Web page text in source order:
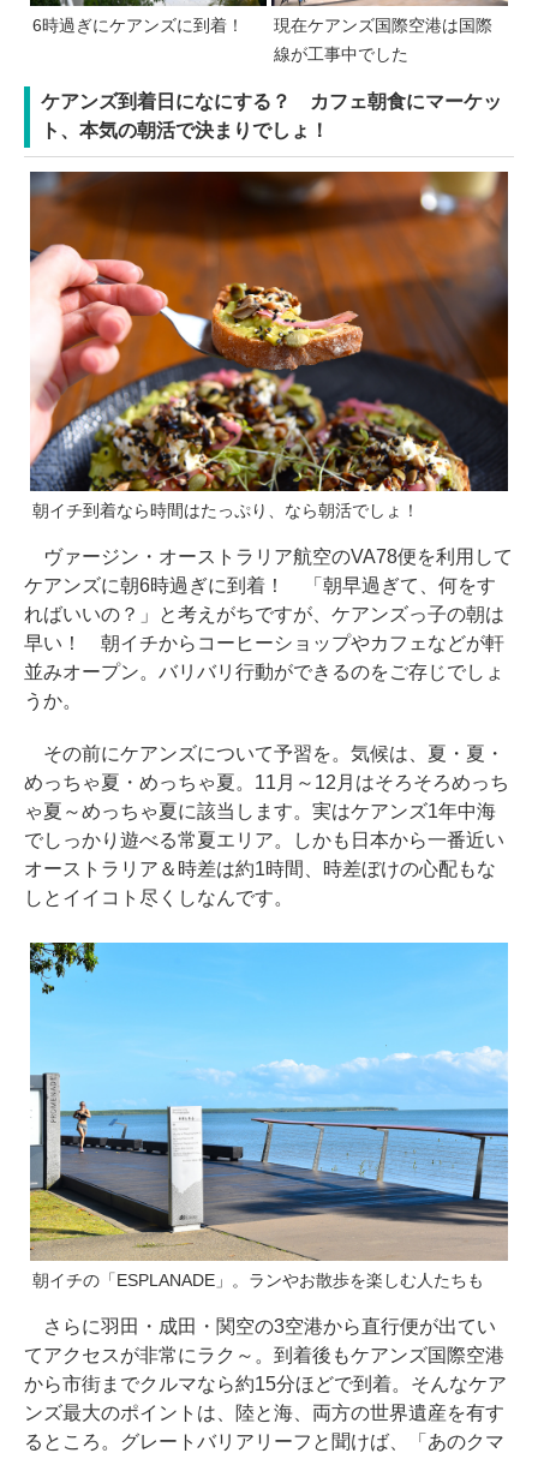
6時過ぎにケアンズに到着！
現在ケアンズ国際空港は国際
線が工事中でした
ケアンズ到着日になにする？ カフェ朝食にマーケッ
ト、本気の朝活で決まりでしょ！
朝イチ到着なら時間はたっぷり、なら朝活でしょ！
ヴァージン・オーストラリア航空のVA78便を利用して
ケアンズに朝6時過ぎに到着！ 「朝早過ぎて、何をす
ればいいの？」と考えがちですが、ケアンズっ子の朝は
早い！ 朝イチからコーヒーショップやカフェなどが軒
並みオープン。バリバリ行動ができるのをご存じでしょ
うか。
その前にケアンズについて予習を。気候は、夏・夏・
めっちゃ夏・めっちゃ夏。11月～12月はそろそろめっち
ゃ夏～めっちゃ夏に該当します。実はケアンズ1年中海
でしっかり遊べる常夏エリア。しかも日本から一番近い
オーストラリア＆時差は約1時間、時差ぼけの心配もな
しとイイコト尽くしなんです。
朝イチの「ESPLANADE」。ランやお散歩を楽しむ人たちも
さらに羽田・成田・関空の3空港から直行便が出てい
てアクセスが非常にラク～。到着後もケアンズ国際空港
から市街までクルマなら約15分ほどで到着。そんなケア
ンズ最大のポイントは、陸と海、両方の世界遺産を有す
るところ。グレートバリアリーフと聞けば、「あのクマ